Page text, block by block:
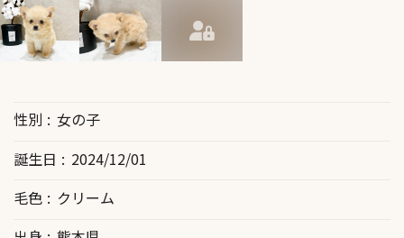
性別
女の子
誕生日
2024/12/01
毛色
クリーム